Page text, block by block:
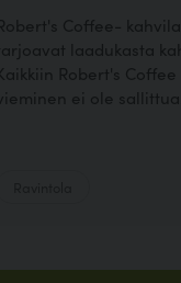
Coffee-
laadukasta
Robert's
ei ole